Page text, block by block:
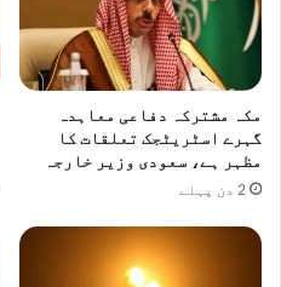
مکہ مشترکہ دفاعی معاہدہ
گہرے اسٹریٹجک تعلقات کا
مظہر ہے، سعودی وزیر خارجہ
2 دن پہلے